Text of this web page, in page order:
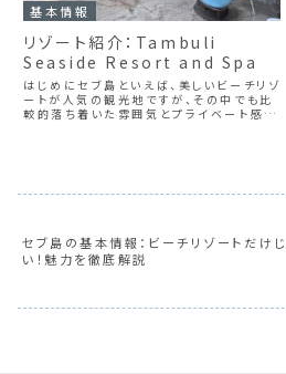
基本情報
リゾート紹介：Tambuli
Seaside Resort and Spa
はじめにセブ島といえば、美しいビーチリゾ
ートが人気の観光地ですが、その中でも比
較的落ち着いた雰囲気とプライベート感を
セブ島の基本情報：ビーチリゾートだけ
い！魅力を徹底解説